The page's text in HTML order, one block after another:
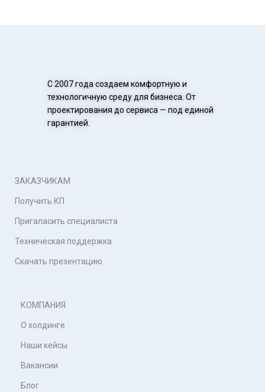
С 2007 года создаем комфортную и
технологичную среду для бизнеса. От
проектирования до сервиса — под единой
гарантией.
ЗАКАЗЧИКАМ
Получить КП
Пригаласить специалиста
Техническая поддержка
Скачать презентацию
КОМПАНИЯ
О холдинге
Наши кейсы
Вакансии
Блог